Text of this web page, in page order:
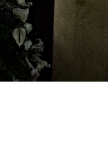
Saltar
contenido